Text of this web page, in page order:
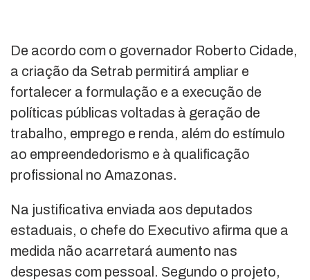
De acordo com o governador Roberto Cidade,
a criação da Setrab permitirá ampliar e
fortalecer a formulação e a execução de
políticas públicas voltadas à geração de
trabalho, emprego e renda, além do estímulo
ao empreendedorismo e à qualificação
profissional no Amazonas.
Na justificativa enviada aos deputados
estaduais, o chefe do Executivo afirma que a
medida não acarretará aumento nas
despesas com pessoal. Segundo o projeto,